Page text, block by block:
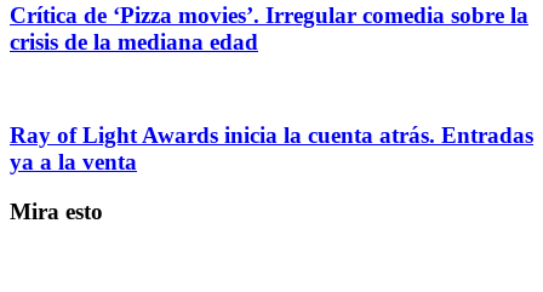
Crítica de ‘Pizza movies’. Irregular comedia sobre la
crisis de la mediana edad
Ray of Light Awards inicia la cuenta atrás. Entradas
ya a la venta
Mira esto